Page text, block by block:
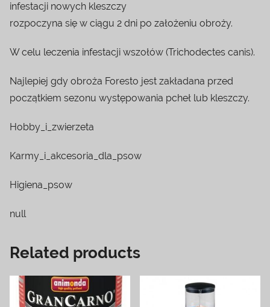
infestacji nowych kleszczy
rozpoczyna się w ciągu 2 dni po założeniu obroży.
W celu leczenia infestacji wszołów (Trichodectes canis).
Najlepiej gdy obroża Foresto jest zakładana przed
początkiem sezonu występowania pcheł lub kleszczy.
Hobby_i_zwierzeta
Karmy_i_akcesoria_dla_psow
Higiena_psow
null
Related products